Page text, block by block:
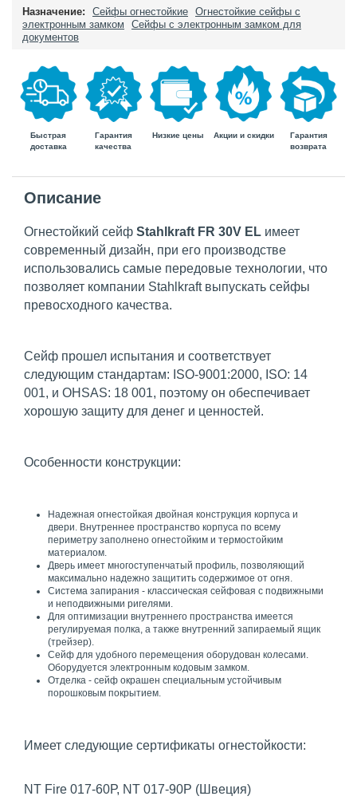
Назначение:
Сейфы огнестойкие Огнестойкие сейфы с
электронным замком
Сейфы с электронным замком для
документов
Быстрая
доставка
Гарантия
качества
Низкие цены Акции и скидки
Гарантия
возврата
Описание
Огнестойкий сейф Stahlkraft FR 30V EL имеет
современный дизайн, при его производстве
использовались самые передовые технологии, что
позволяет компании Stahlkraft выпускать сейфы
превосходного качества.
Сейф прошел испытания и соответствует
следующим стандартам: ISO-9001:2000, ISO: 14
001, и OHSAS: 18 001, поэтому он обеспечивает
хорошую защиту для денег и ценностей.
Особенности конструкции:
Надежная огнестойкая двойная конструкция корпуса и
двери. Внутреннее пространство корпуса по всему
периметру заполнено огнестойким и термостойким
материалом.
Дверь имеет многоступенчатый профиль, позволяющий
максимально надежно защитить содержимое от огня.
Система запирания - классическая сейфовая с подвижными
и неподвижными ригелями.
Для оптимизации внутреннего пространства имеется
регулируемая полка, а также внутренний запираемый ящик
(трейзер).
Сейф для удобного перемещения оборудован колесами.
Оборудуется электронным кодовым замком.
Отделка - сейф окрашен специальным устойчивым
порошковым покрытием.
Имеет следующие сертификаты огнестойкости:
NT Fire 017-60Р, NT 017-90P (Швеция)